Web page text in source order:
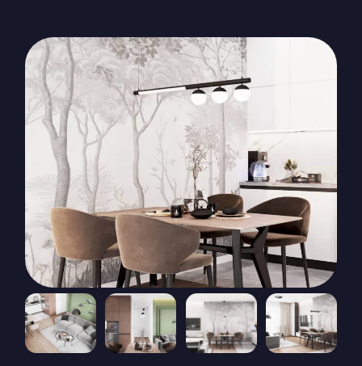
СТОИМОСТЬ
О КОМПАНИИ
КОНТАКТЫ
БЛОГ
RU
+380671500551
Заказать звонок сейчас